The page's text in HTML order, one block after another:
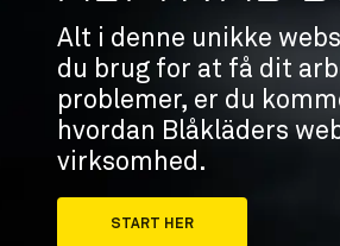
Alt i denne unikke
du brug for at få dit
problemer, er du
hvordan Blåkläders
virksomhed.
START HER